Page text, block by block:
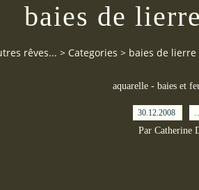
baies de
rêves... > Categories > baies de lierre
aquarelle - baies et
30.12.2008
Par Catherine